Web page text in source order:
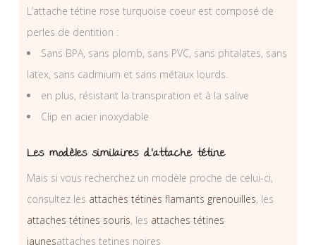
L’attache tétine rose turquoise coeur est composé de
perles de dentition :
Sans BPA, sans plomb, sans PVC, sans phtalates, sans
latex, sans cadmium et sans métaux lourds.
en plus, résistant la transpiration et à la salive
Clip en acier inoxydable
Les modèles similaires d’attache tétine
Mais si vous recherchez un modèle proche de celui-ci,
consultez les attaches tétines flamants grenouilles, les
attaches tétines souris, les attaches tétines
jaunesattaches tetines noires